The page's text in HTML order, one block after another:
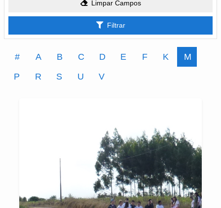
Limpar Campos
Filtrar
# A B C D E F K
M
P
R S U V